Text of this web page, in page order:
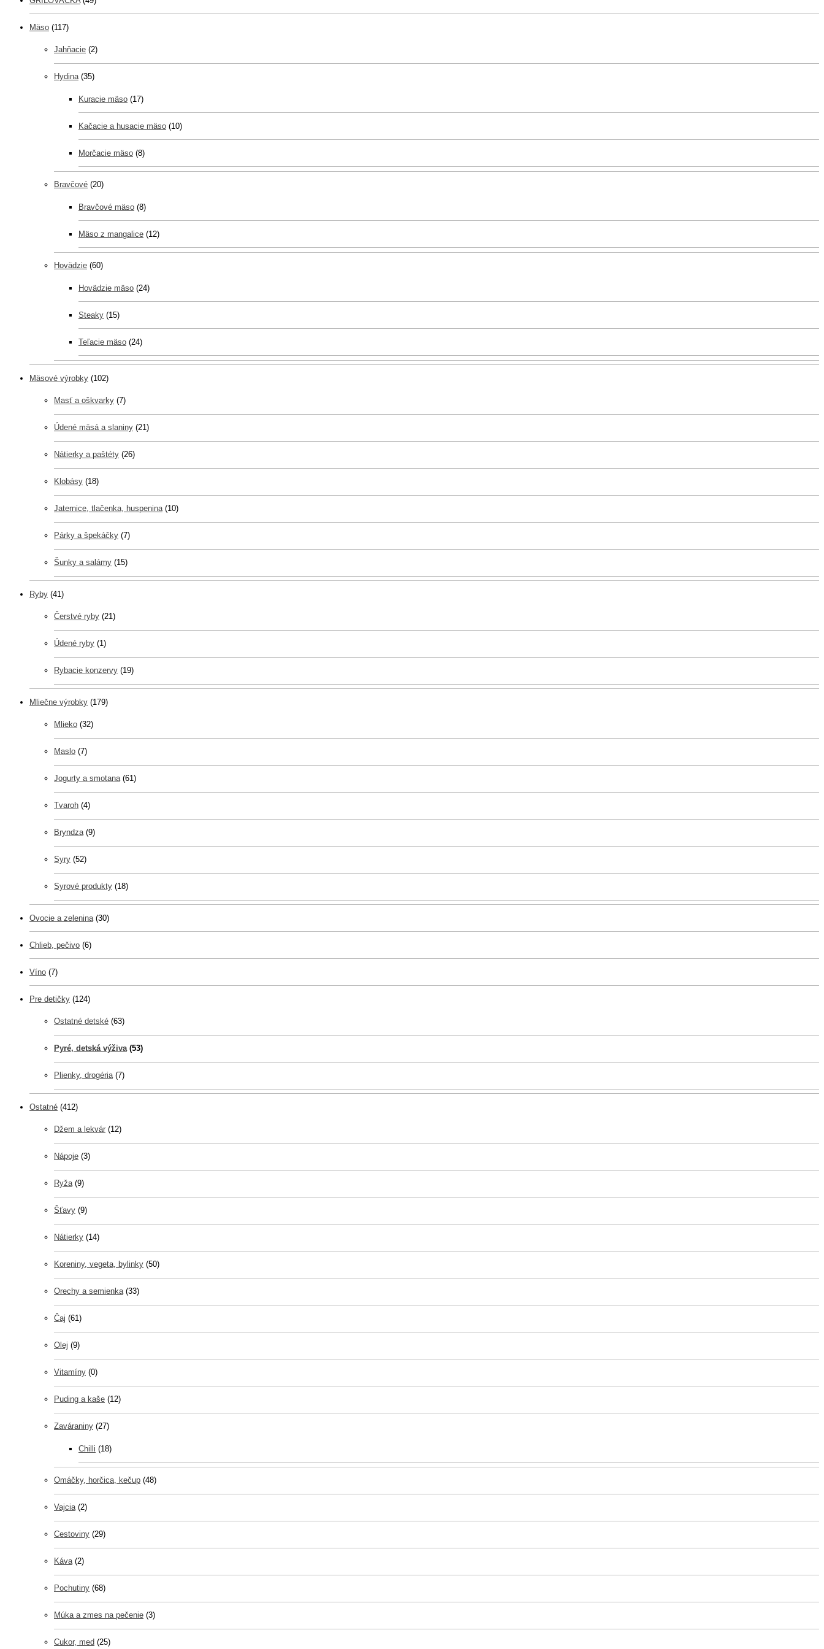
Mäso (117)
Jahňacie (2)
Hydina (35)
Kuracie mäso (17)
Kačacie a husacie mäso (10)
Morčacie mäso (8)
Bravčové (20)
Bravčové mäso (8)
Mäso z mangalice (12)
Hovädzie (60)
Hovädzie mäso (24)
Steaky (15)
Teľacie mäso (24)
Mäsové výrobky (102)
Masť a oškvarky (7)
Údené mäsá a slaniny (21)
Nátierky a paštéty (26)
Klobásy (18)
Jaternice, tlačenka, huspenina (10)
Párky a špekáčky (7)
Šunky a salámy (15)
Ryby (41)
Čerstvé ryby (21)
Údené ryby (1)
Rybacie konzervy (19)
Mliečne výrobky (179)
Mlieko (32)
Maslo (7)
Jogurty a smotana (61)
Tvaroh (4)
Bryndza (9)
Syry (52)
Syrové produkty (18)
Ovocie a zelenina (30)
Chlieb, pečivo (6)
Víno (7)
Pre detičky (124)
Ostatné detské (63)
Pyré, detská výživa (53)
Plienky, drogéria (7)
Ostatné (412)
Džem a lekvár (12)
Nápoje (3)
Ryža (9)
Šťavy (9)
Nátierky (14)
Koreniny, vegeta, bylinky (50)
Orechy a semienka (33)
Čaj (61)
Olej (9)
Vitamíny (0)
Puding a kaše (12)
Zaváraniny (27)
Chilli (18)
Omáčky, horčica, kečup (48)
Vajcia (2)
Cestoviny (29)
Káva (2)
Pochutiny (68)
Múka a zmes na pečenie (3)
Cukor, med (25)